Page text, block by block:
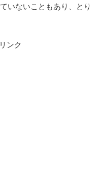
いないこともあり、とり
ンク